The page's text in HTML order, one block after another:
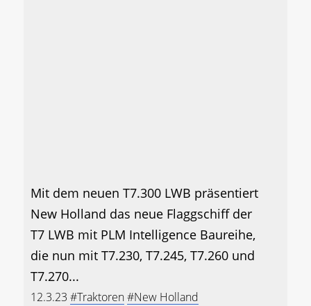
Mit dem neuen T7.300 LWB präsentiert
New Holland das neue Flaggschiff der
T7 LWB mit PLM Intelligence Baureihe,
die nun mit T7.230, T7.245, T7.260 und
T7.270...
12.3.23 #Traktoren#New Holland